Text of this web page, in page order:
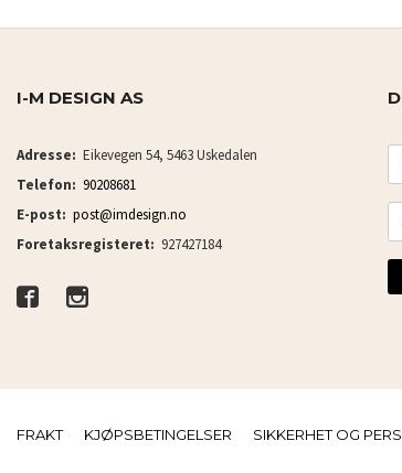
I-M DESIGN AS
Adresse: Eikevegen 54, 5463 Uskedalen
Telefon: 90208681
E-post: post@imdesign.no
Foretaksregisteret: 927427184
FRAKT KJØPSBETINGELSER SIKKERHET OG